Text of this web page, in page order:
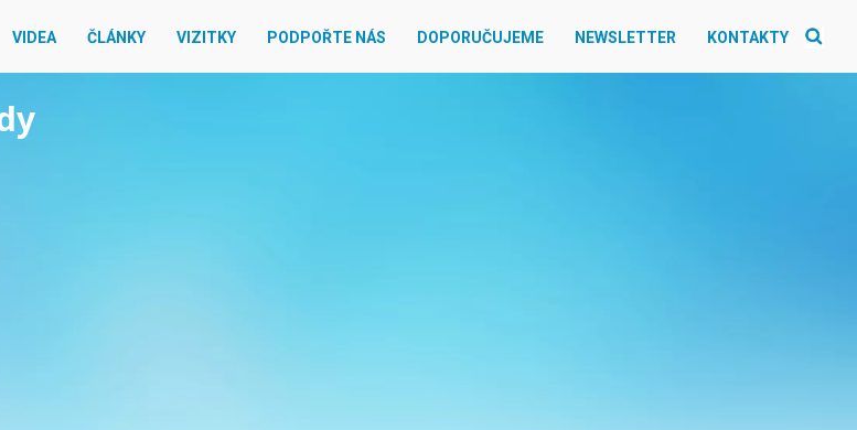
VIDEA ČLÁNKY VIZITKY PODPOŘTE NÁS DOPORUČUJEME NEWSLETTER KONTAKTY